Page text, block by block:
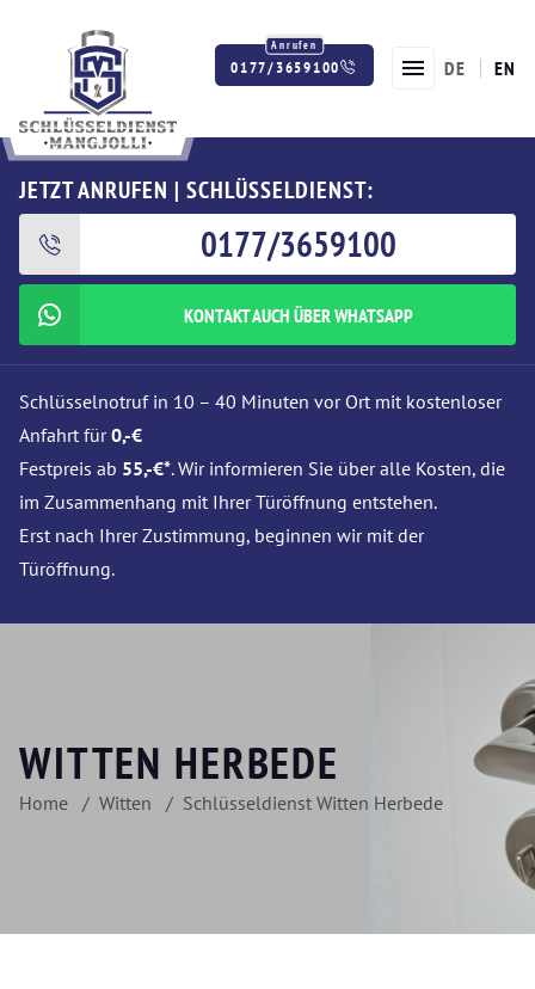
0177/3659100 DE EN
JETZT ANRUFEN | SCHLÜSSELDIENST:
0177/3659100
KONTAKT AUCH ÜBER WHATSAPP
Schlüsselnotruf in 10 – 40 Minuten vor Ort mit kostenloser
Anfahrt für0,-€
Festpreis ab 55,-€*. Wir informieren Sie über alle Kosten, die
im Zusammenhang mit Ihrer Türöffnung entstehen.
Erst nach Ihrer Zustimmung, beginnen wir mit der
Türöffnung.
WITTEN HERBEDE
Home Witten Schlüsseldienst Witten Herbede